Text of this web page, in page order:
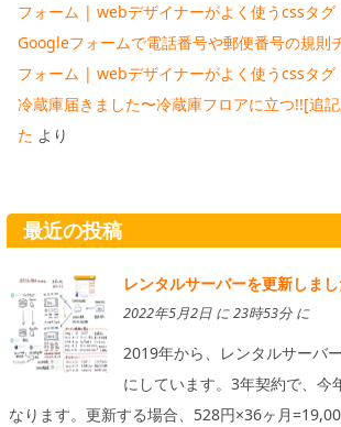
フォーム | webデザイナーがよく使うcssタグ
Googleフォームで電話番号や郵便番号の規則
フォーム | webデザイナーがよく使うcssタグ
冷蔵庫届きました〜冷蔵庫フロアに立つ!![追
た より
最近の投稿
レンタルサーバーを更新しま
2022年5月2日 に 23時53分 に
2019年から、レンタルサーバ
にしています。3年契約で、今
なります。更新する場合、528円×36ヶ月